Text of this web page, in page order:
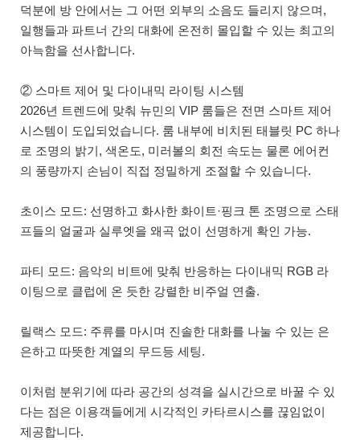
덕분에 방 안에서는 그 어떤 외부의 소음도 들리지 않으며,
일행들과 파트너 간의 대화에 온전히 몰입할 수 있는 최고의
아늑함을 선사합니다.
② 스마트 제어 및 다이내믹 라이팅 시스템
2026년 트렌드에 맞춰 뉴민의 VIP 룸들은 전면 스마트 제어
시스템이 도입되었습니다. 룸 내부에 비치된 태블릿 PC 하나
로 조명의 밝기, 색온도, 미러볼의 회전 속도는 물론 에어컨
의 풍량까지 손님이 직접 정밀하게 조절할 수 있습니다.
초이스 모드: 선명하고 화사한 화이트·핑크 톤 조명으로 스태
프들의 얼굴과 실루엣을 왜곡 없이 선명하게 확인 가능.
파티 모드: 음악의 비트에 맞춰 반응하는 다이내믹 RGB 라
이팅으로 클럽에 온 듯한 강렬한 비주얼 연출.
릴랙스 모드: 주류를 마시며 진솔한 대화를 나눌 수 있는 은
은하고 따뜻한 계열의 무드등 세팅.
이처럼 분위기에 따라 공간의 성격을 실시간으로 바꿀 수 있
다는 점은 이용객들에게 시각적인 카타르시스를 끊임없이
제공합니다.